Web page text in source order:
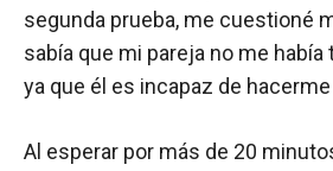
segunda prueba, me cuestioné
sabía que mi pareja no me había
ya que él es incapaz de
Al esperar por más de 20